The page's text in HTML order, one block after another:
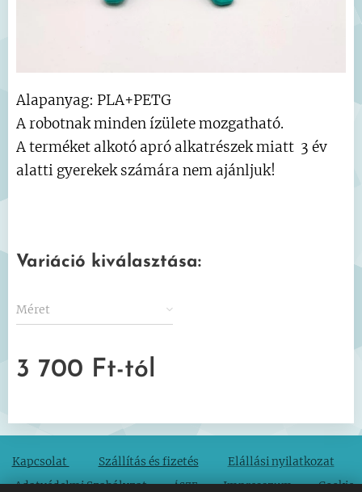
Alapanyag: PLA+PETG
A robotnak minden ízülete mozgatható.
A terméket alkotó apró alkatrészek miatt 3 év
alatti gyerekek számára nem ajánljuk!
Variáció kiválasztása:
Méret
3 700 Ft-tól
Kapcsolat Szállítás és fizetés
Elállási nyilatkozat
Adatvédelmi Szabályzat
ÁSZF Impresszum Cookie